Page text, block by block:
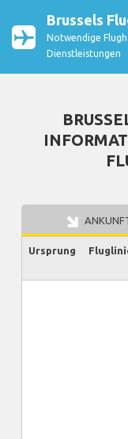
Brussels
Notwendige
Dienstleistungen
Ursprung